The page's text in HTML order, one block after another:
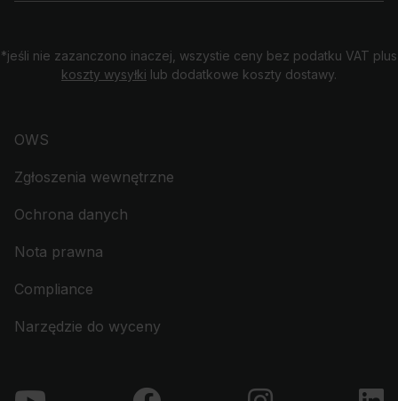
*jeśli nie zazanczono inaczej, wszystie ceny bez podatku VAT plus
koszty wysyłki lub dodatkowe koszty dostawy.
OWS
Zgłoszenia wewnętrzne
Ochrona danych
Nota prawna
Compliance
Narzędzie do wyceny